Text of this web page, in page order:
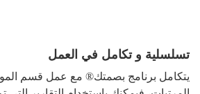
تسلسلية و تكامل في العمل
يتكامل برنامج بصمتك® مع عمل قسم